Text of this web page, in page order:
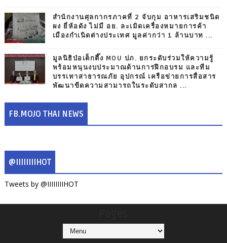
สำนักงานศุลกากรภาคที่ 2 จับกุม อาหารเสริมชนิด
ผง ยี่ห้อดัง ไม่มี อย. ละเมิดเครื่องหมายการค้า
เมืองกำเนิดต่างประเทศ มูลค่ากว่า 1 ล้านบาท ...
มูลนิธิป่อเต็กตึ๊ง MOU ปภ. ยกระดับร่วมให้ความรู้
พร้อมหนุนงบประมาณด้านการฝึกอบรม และทีม
บรรเทาสาธารณภัย อุปกรณ์ เครือข่ายการสื่อสาร
พัฒนาขีดความสามารถในระดับสากล ...
FB.MOJO THAI NEWS
@IIIIIIIIHOT
Tweets by @IIIIIIIIHOT